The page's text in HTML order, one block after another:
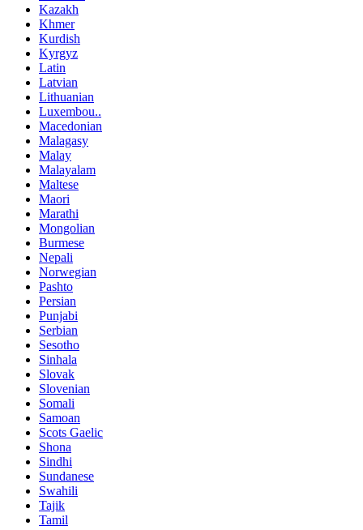
Kazakh
Khmer
Kurdish
Kyrgyz
Latin
Latvian
Lithuanian
Luxembou..
Macedonian
Malagasy
Malay
Malayalam
Maltese
Maori
Marathi
Mongolian
Burmese
Nepali
Norwegian
Pashto
Persian
Punjabi
Serbian
Sesotho
Sinhala
Slovak
Slovenian
Somali
Samoan
Scots Gaelic
Shona
Sindhi
Sundanese
Swahili
Tajik
Tamil